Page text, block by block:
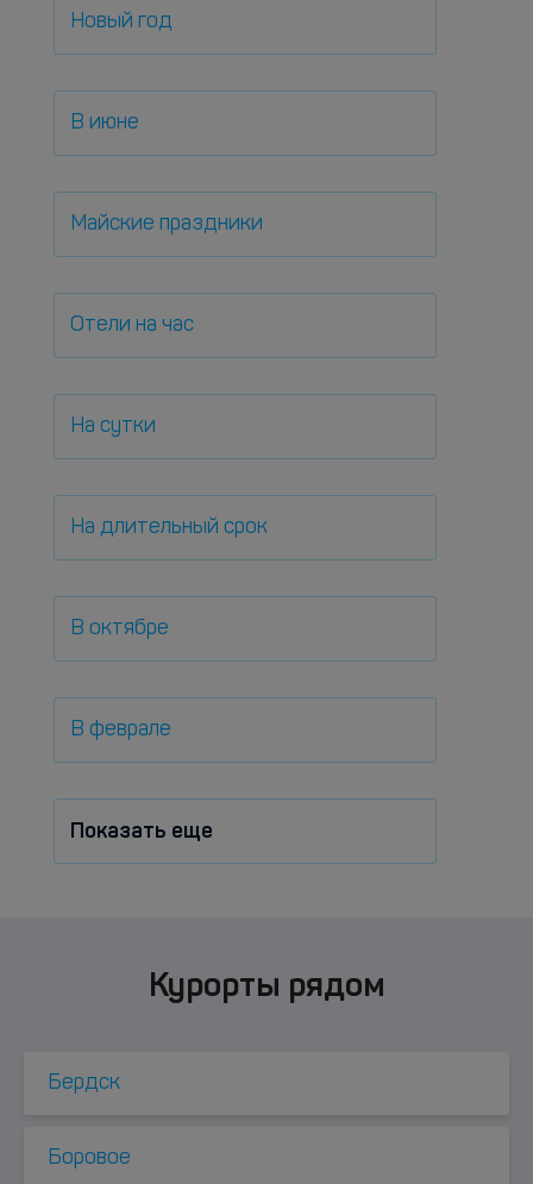
Новый год
В июне
Майские праздники
Отели на час
На сутки
На длительный срок
В октябре
В феврале
Показать еще
Курорты рядом
Бердск
Боровое